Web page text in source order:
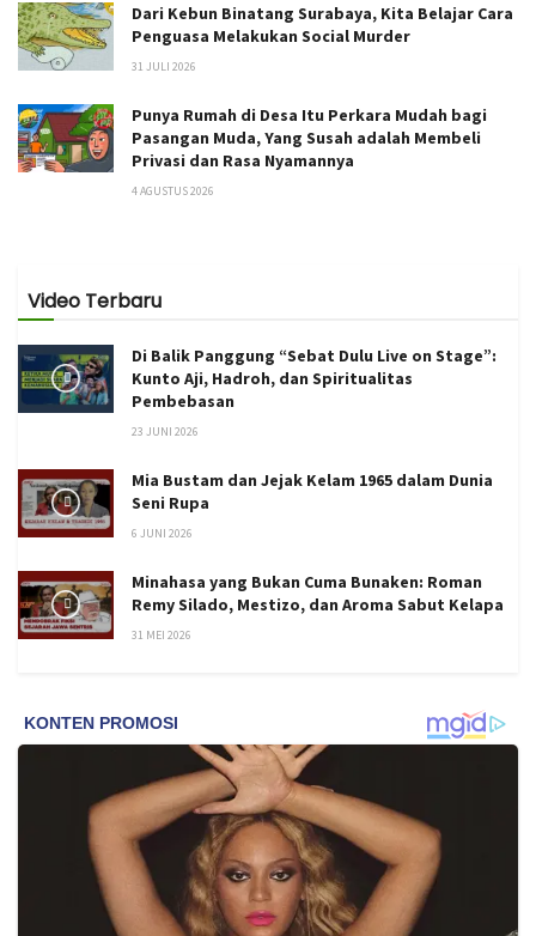
Dari Kebun Binatang Surabaya, Kita Belajar Cara
Penguasa Melakukan Social Murder
31 JULI 2026
Punya Rumah di Desa Itu Perkara Mudah bagi
Pasangan Muda, Yang Susah adalah Membeli
Privasi dan Rasa Nyamannya
4 AGUSTUS 2026
Video Terbaru
Di Balik Panggung “Sebat Dulu Live on Stage”:
Kunto Aji, Hadroh, dan Spiritualitas
Pembebasan
23 JUNI 2026
Mia Bustam dan Jejak Kelam 1965 dalam Dunia
Seni Rupa
6 JUNI 2026
Minahasa yang Bukan Cuma Bunaken: Roman
Remy Silado, Mestizo, dan Aroma Sabut Kelapa
31 MEI 2026